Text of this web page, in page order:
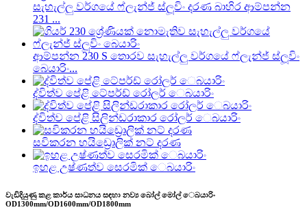
සැහැල්ලු වර්ගයේ ෆ්ලැන්ජ් ස්ලූවිං දරණ බාහිර ආම්පන්න
231 ...
ආම්පන්න 230 S තොරව සැහැල්ලු වර්ගයේ ෆ්ලැන්ජ් ස්ලූවිං
බෙයාරිං...
ද්විත්ව පේළි ටේපර්ඩ් රෝලර් ෙබයාරිං
ද්විත්ව පේළි සිලින්ඩරාකාර රෝලර් ෙබයාරිං
සවිකරන හයිඩ්‍රොලික් නට් දරණ
ඉහළ උෂ්ණත්ව සෙරමික් ෙබයාරිං
වැඩිදියුණු කළ කාර්ය සාධනය සඳහා නව්‍ය බෝල් මෝල් ෙබයාරිං
OD1300mm/OD1600mm/OD1800mm